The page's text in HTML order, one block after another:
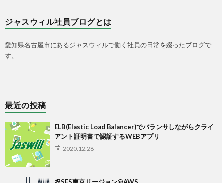
ジャスウィル社員ブログとは
愛知県名古屋市にあるジャスウィルで働く社員の日常を綴ったブログで
す。
最近の投稿
ELB(Elastic Load Balancer)でバランサしながらクライ
アント証明書で認証するWEBアプリ
2020.12.28
祝SES東京リージョン@AWS